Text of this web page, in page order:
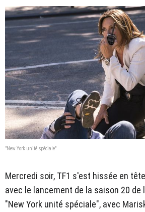
"New York unité spéciale"
Mercredi soir, TF1 s'est hissée en
avec le lancement de la saison 20 de
"New York unité spéciale", avec